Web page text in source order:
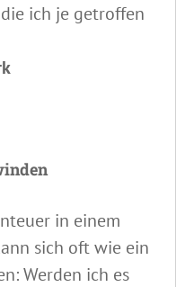
ich je getroffen
in einem
sich oft wie ein
Werden ich es